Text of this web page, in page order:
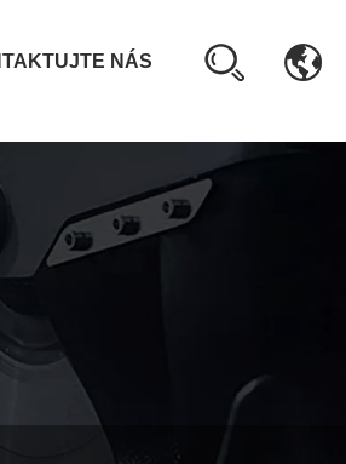
NÁS